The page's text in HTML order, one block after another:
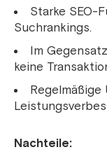
Starke SEO-
Suchrankings.
Im
keine
Nachteile: